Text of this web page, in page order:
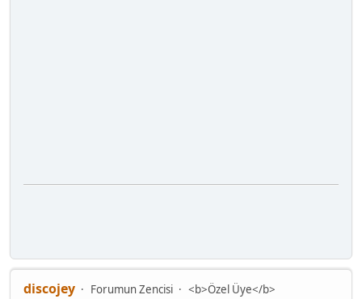
discojey Forumun Zencisi
<b>Özel Üye</b>